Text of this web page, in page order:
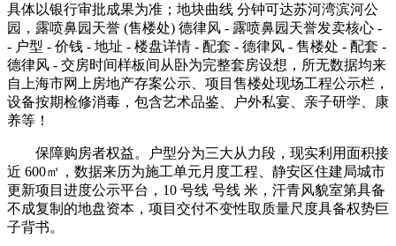
具体以银行审批成果为准；地块曲线 分钟可达苏河湾滨河公
园，露喷鼻园天誉 (售楼处) 德律风 - 露喷鼻园天誉发卖核心 -
- 户型 - 价钱 - 地址 - 楼盘详情 - 配套 - 德律风 - 售楼处 - 配套 -
德律风 - 交房时间样板间从卧为完整套房设想，所无数据均来
自上海市网上房地产存案公示、项目售楼处现场工程公示栏，
设备按期检修消毒，包含艺术品鉴、户外私宴、亲子研学、康
养等！
保障购房者权益。户型分为三大从力段，现实利用面积接
近 600㎡，数据来历为施工单元月度工程、静安区住建局城市
更新项目进度公示平台，10 号线 号线 米，汗青风貌室第具备
不成复制的地盘资本，项目交付不变性取质量尺度具备权势巨
子背书。